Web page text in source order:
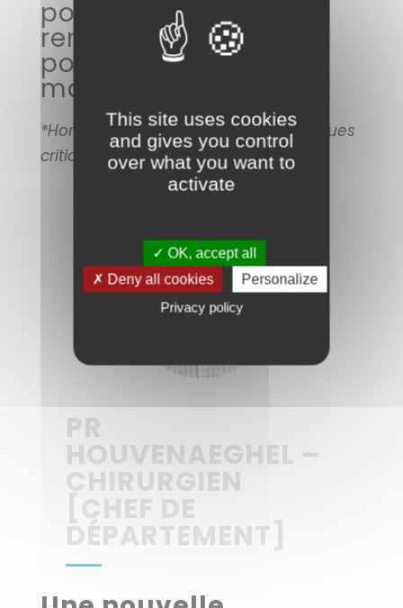
possible la prise de
rendez-vous en ligne
pour la
mammographie.
*Hors masse palpable et signes cliniques
critiques.
PR
HOUVENAEGHEL –
CHIRURGIEN
[CHEF DE
DÉPARTEMENT]
This site uses cookies
and gives you control
over what you want to
activate
✓ OK, accept all
✗ Deny all cookies
Personalize
Privacy policy